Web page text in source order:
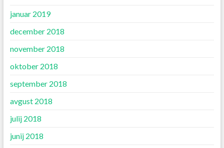
januar 2019
december 2018
november 2018
oktober 2018
september 2018
avgust 2018
julij 2018
junij 2018